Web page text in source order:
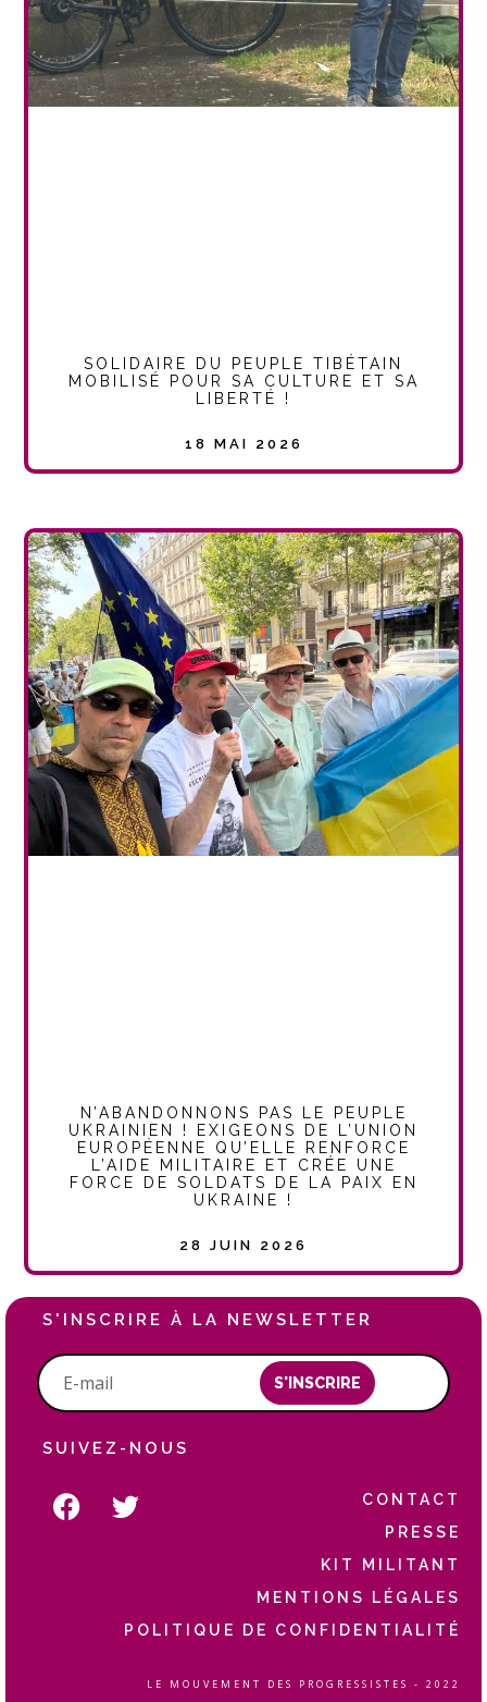
SOLIDAIRE DU PEUPLE TIBÉTAIN
MOBILISÉ POUR SA CULTURE ET SA
LIBERTÉ !
18 MAI 2026
N’ABANDONNONS PAS LE PEUPLE
UKRAINIEN ! EXIGEONS DE L’UNION
EUROPÉENNE QU’ELLE RENFORCE
L’AIDE MILITAIRE ET CRÉE UNE
FORCE DE SOLDATS DE LA PAIX EN
UKRAINE !
28 JUIN 2026
S'INSCRIRE À LA NEWSLETTER
S'INSCRIRE
SUIVEZ-NOUS
CONTACT
PRESSE
KIT MILITANT
MENTIONS LÉGALES
POLITIQUE DE CONFIDENTIALITÉ
LE MOUVEMENT DES PROGRESSISTES - 2022